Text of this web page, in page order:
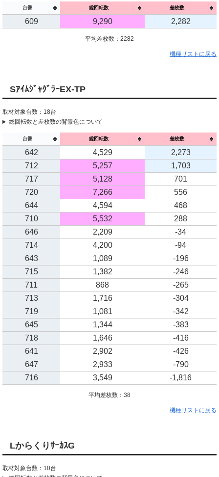
台番 総回転数 差枚数
609 9,290 2,282
平均差枚数：2282
機種リストに戻る
SｱｲﾑｼﾞｬｸﾞﾗｰEX-TP
取材対象台数：18台
総回転数と差枚数の背景色について
台番 総回転数 差枚数
642 4,529
2,273
712
5,257
1,703
717
5,128
701
720
7,266
556
644
4,594
468
710
5,532
288
646
2,209
-34
714
4,200
-94
643
1,089
-196
715
1,382
-246
711
868
-265
713
1,716
-304
719
1,081
-342
645
1,344
-383
718
1,646
-416
641
2,902
-426
647
2,933
-790
716
3,549 -1,816
平均差枚数：38
機種リストに戻る
LからくりｻｰｶｽG
取材対象台数：10台